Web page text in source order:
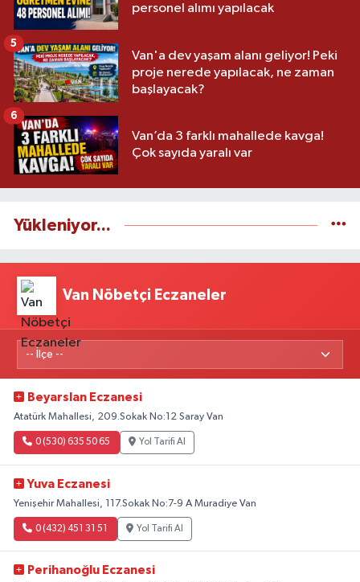
personel alımı yapılacak
Van'a dev yaşam alanı geliyor! Peki
proje nerede yapılacak, ne zaman
başlayacak?
5
Van’da 3 farklı mahallede kavga!
Çok sayıda yaralı var
6
Yükleniyor...
Van Nöbetçi Eczaneler
Beyarslan Eczanesi
Atatürk Mahallesi, 209.Sokak No:12 Saray Van
0 (530) 635 50 65 Yol Tarifi Al
Yuva Eczanesi
Yenişehir Mahallesi, 117.Sokak No:7-9 A Muradiye Van
0 (432) 451 31 51 Yol Tarifi Al
Perihanoğlu Eczanesi